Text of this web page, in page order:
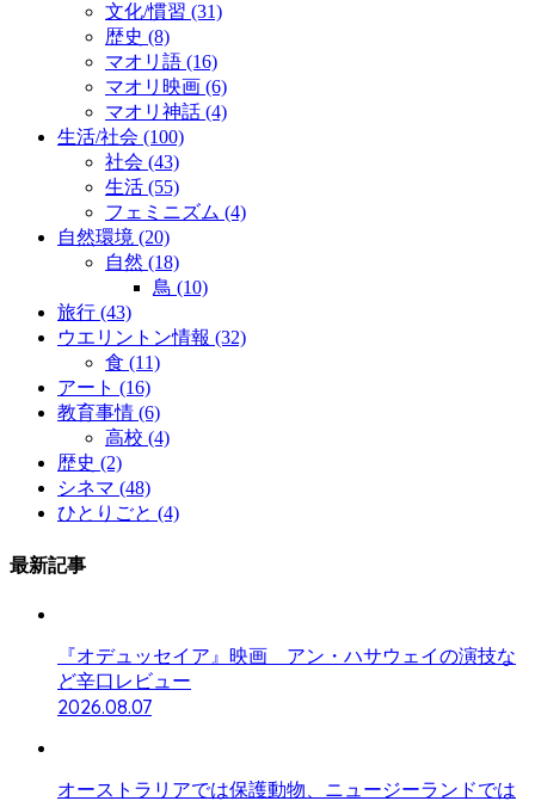
文化/慣習 (31)
歴史 (8)
マオリ語 (16)
マオリ映画 (6)
マオリ神話 (4)
生活/社会 (100)
社会 (43)
生活 (55)
フェミニズム (4)
自然環境 (20)
自然 (18)
鳥 (10)
旅行 (43)
ウエリントン情報 (32)
食 (11)
アート (16)
教育事情 (6)
高校 (4)
歴史 (2)
シネマ (48)
ひとりごと (4)
最新記事
『オデュッセイア』映画 アン・ハサウェイの演技な
ど辛口レビュー
2026.08.07
オーストラリアでは保護動物、ニュージーランドでは